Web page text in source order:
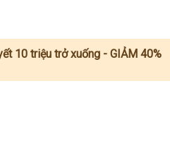
10 triệu trở xuống - GIẢM 40%